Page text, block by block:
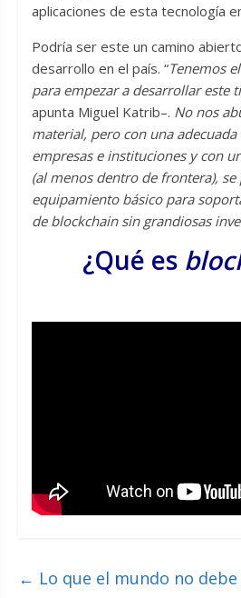
aplicaciones de esta tecnología
Podría ser este un camino
desarrollo en el país. “Tenemos
para empezar a desarrollar este
apunta Miguel Katrib–. No nos
material, pero con una
empresas e instituciones y con
(al menos dentro de frontera),
equipamiento básico para
de blockchain sin grandiosas
¿Qué es
← Lo que el mundo no